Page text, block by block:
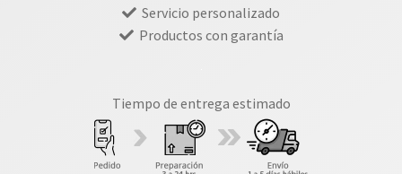
Servicio personalizado
Productos con garantía
Tiempo de entrega estimado